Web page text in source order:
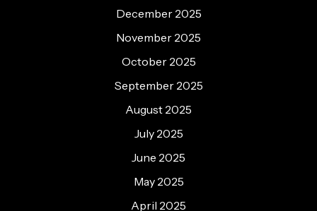
December 2025
November 2025
October 2025
September 2025
August 2025
July 2025
June 2025
May 2025
April 2025